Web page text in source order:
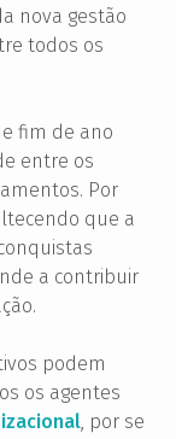
nova gestão
todos os
fim de ano
entre os
Por
que a
a contribuir
podem
os agentes
, por se